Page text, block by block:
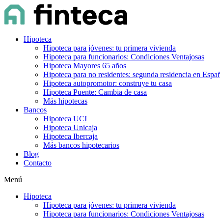
Hipoteca
Hipoteca para jóvenes: tu primera vivienda
Hipoteca para funcionarios: Condiciones Ventajosas
Hipoteca Mayores 65 años
Hipoteca para no residentes: segunda residencia en
Hipoteca autopromotor: construye tu casa
Hipoteca Puente: Cambia de casa
Más hipotecas
Bancos
Hipoteca UCI
Hipoteca Unicaja
Hipoteca Ibercaja
Más bancos hipotecarios
Blog
Contacto
Menú
Hipoteca
Hipoteca para jóvenes: tu primera vivienda
Hipoteca para funcionarios: Condiciones Ventajosas